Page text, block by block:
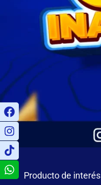
Producto de interés